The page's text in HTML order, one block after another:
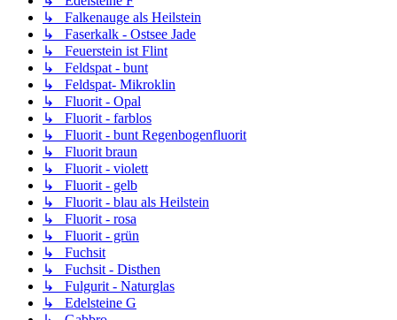
↳ Falkenauge als Heilstein
↳ Faserkalk - Ostsee Jade
↳ Feuerstein ist Flint
↳ Feldspat - bunt
↳ Feldspat- Mikroklin
↳ Fluorit - Opal
↳ Fluorit - farblos
↳ Fluorit - bunt Regenbogenfluorit
↳ Fluorit braun
↳ Fluorit - violett
↳ Fluorit - gelb
↳ Fluorit - blau als Heilstein
↳ Fluorit - rosa
↳ Fluorit - grün
↳ Fuchsit
↳ Fuchsit - Disthen
↳ Fulgurit - Naturglas
↳ Edelsteine G